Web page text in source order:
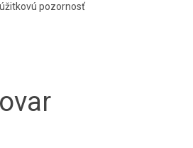
pozornosť